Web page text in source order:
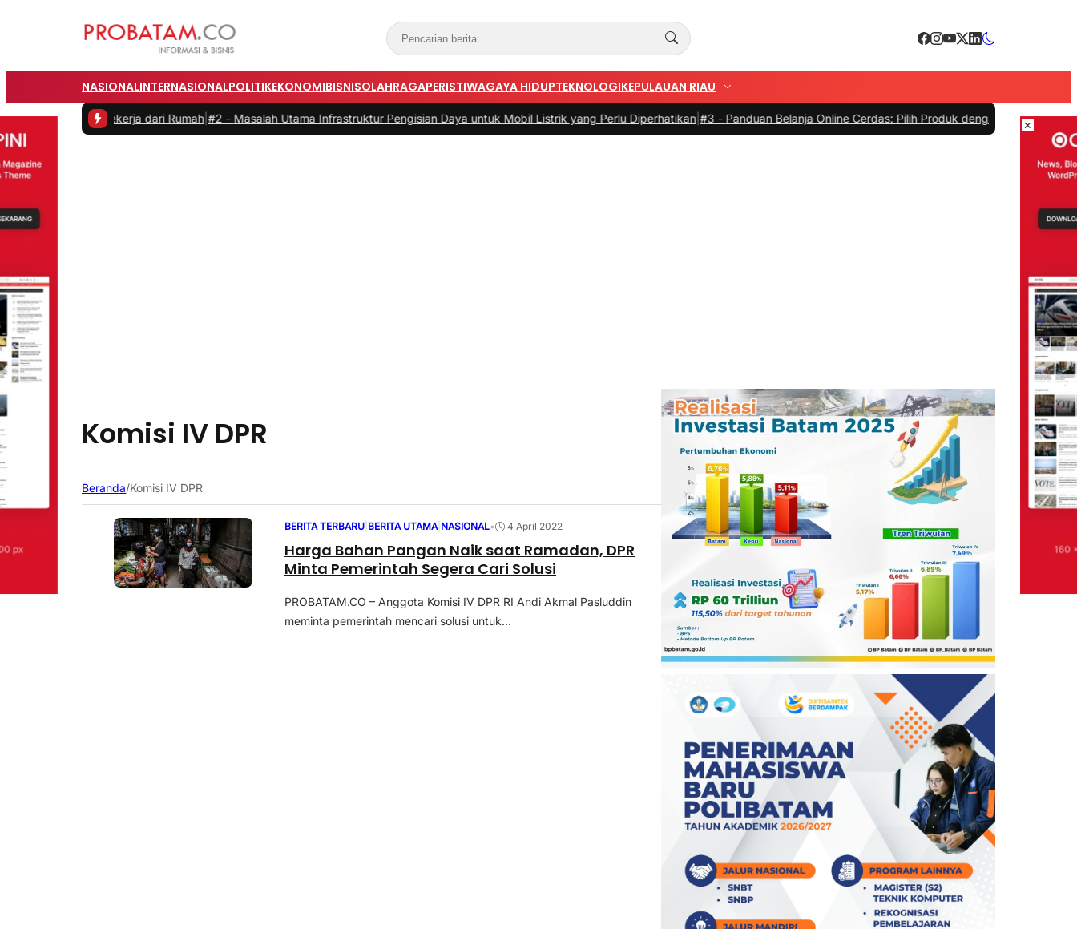
NASIONALINTERNASIONALPOLITIKEKONOMIBISNISOLAHRAGAPERISTIWAGAYA HIDUPTEKNOLOGIKEPULAUAN RIAU
saat Bekerja dari Rumah|#2 -Masalah Utama Infrastruktur Pengisian Daya untuk Mobil Listrik yang Perlu Diperhatikan|#3 -Panduan Belanja Online Cerdas: Pilih Produk dengan Bijak dan Hindari
Komisi IV DPR
Beranda/Komisi IV DPR
BERITA TERBARU BERITA UTAMA NASIONAL• 4 April 2022
Harga Bahan Pangan Naik saat Ramadan, DPR
Minta Pemerintah Segera Cari Solusi
PROBATAM.CO – Anggota Komisi IV DPR RI Andi Akmal Pasluddin
meminta pemerintah mencari solusi untuk...
×